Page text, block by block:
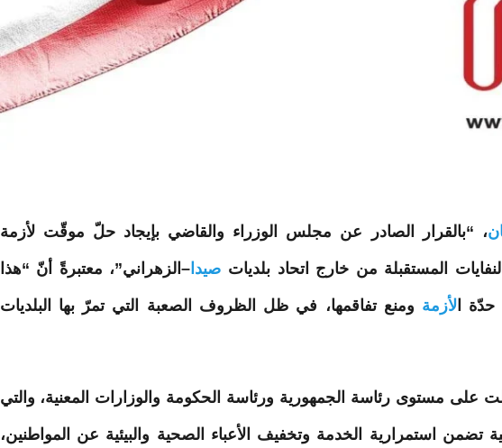
، “بالقرار الصادر عن مجلس الوزراء والقاضي بإيجاد حلّ موقّتلأزمة
المستقبلة من خارج اتحاد بلديات صيدا –الزهراني”، معتبرةً أنّ “هذا
ا لأزمة ومنع تفاقمها، في ظل الظروف الصعبة التي تمرّ بها البلديات
على مستوى رئاسة الجمهورية ورئاسة الحكومة والوزارات المعنية، والتي
استمرارية الخدمة وتخفيف الأعباء الصحية والبيئية عن المواطنين،